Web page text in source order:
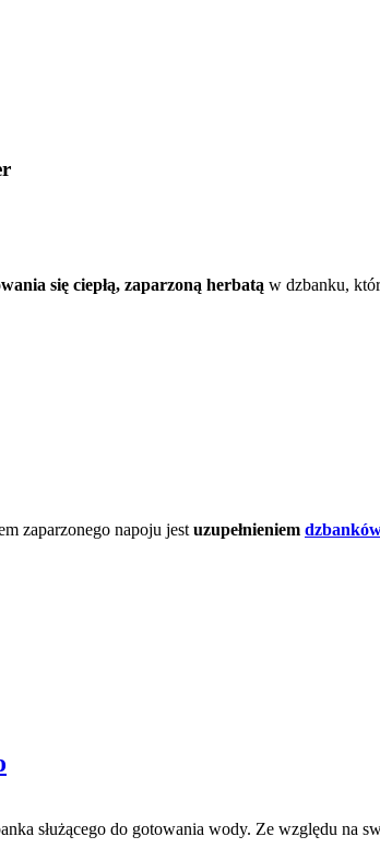
się ciepłą, zaparzoną herbatą w dzbanku,
zaparzonego napoju jestuzupełnieniem
służącego do gotowania wody. Ze względu na